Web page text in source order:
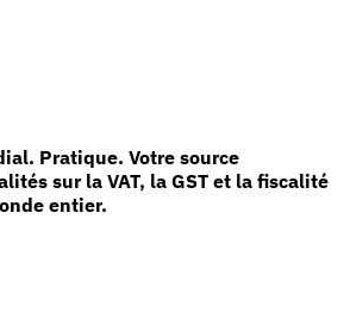
Pratique. Votre source
sur la VAT, la GST et la fiscalité
entier.